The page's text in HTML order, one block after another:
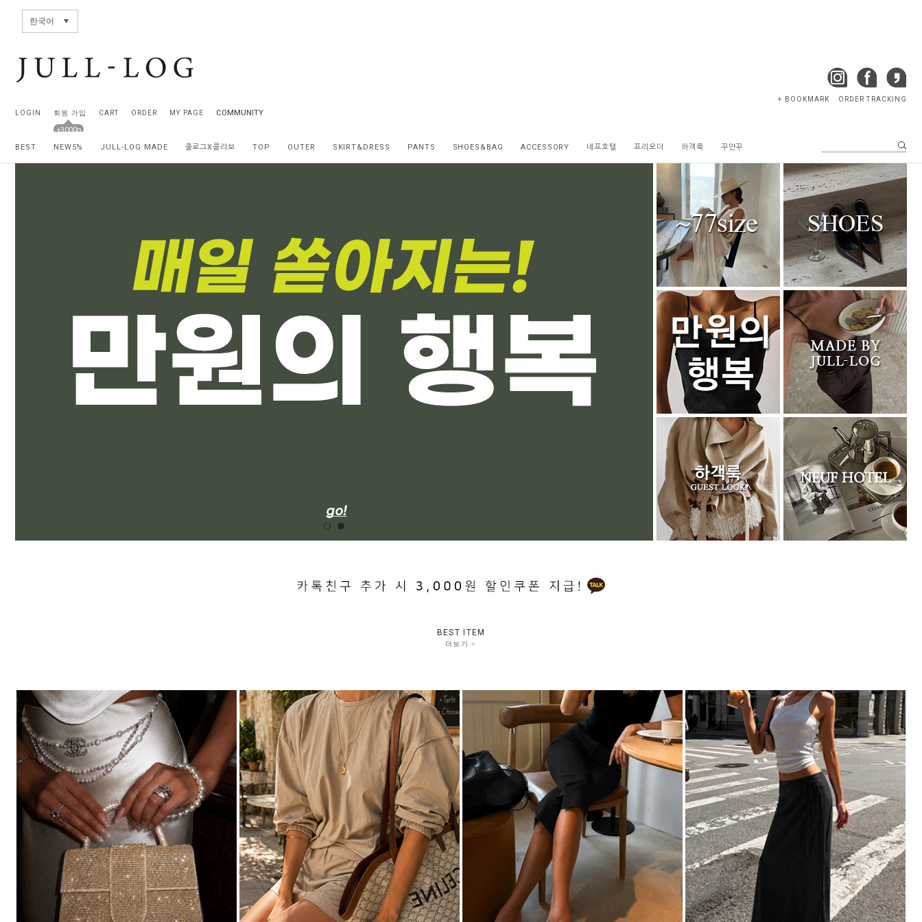
한국어
+ BOOKMARK
ORDER TRACKING
LOGIN
회원 가입
+3000p
CART ORDER MY PAGE COMMUNITY
BEST NEW5% JULL-LOG MADE 줄로그X콜라보 TOP OUTER SKIRT&DRESS PANTS SHOES&BAG ACCESSORY 네프호텔 프리오더 하객룩 꾸안꾸
BEST ITEM
더보기 >